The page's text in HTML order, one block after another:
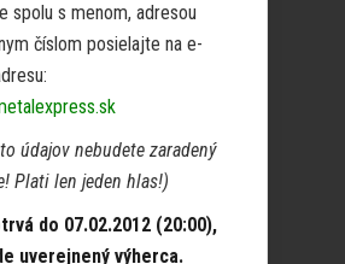
spolu s menom, adresou
číslom posielajte na e-
údajov nebudete zaradený
Plati len jeden hlas!)
do 07.02.2012 (20:00),
uverejnený výherca.